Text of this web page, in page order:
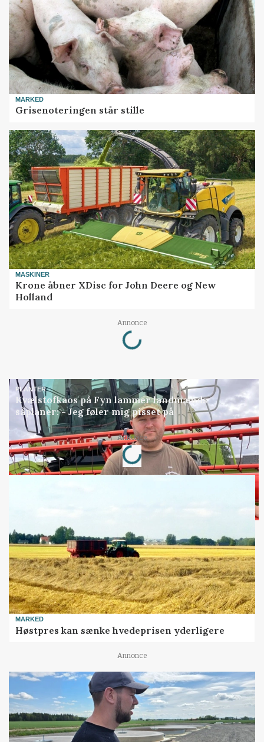
MARKED
Grisenoteringen står stille
MASKINER
Krone åbner XDisc for John Deere og New
Holland
Annonce
Loading...
PLANTER
Kvælstofkaos på Fyn lammer landmænds
såplaner: - Jeg føler mig pisset på
Annonce
Loading...
MARKED
Høstpres kan sænke hvedeprisen yderligere
Annonce